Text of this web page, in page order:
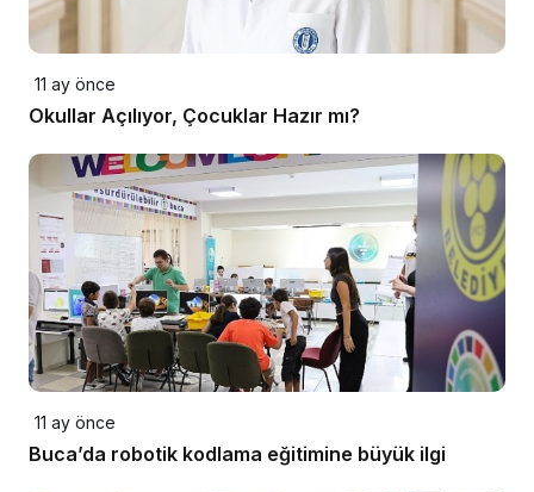
11 ay önce
Okullar Açılıyor, Çocuklar Hazır mı?
11 ay önce
Buca’da robotik kodlama eğitimine büyük ilgi